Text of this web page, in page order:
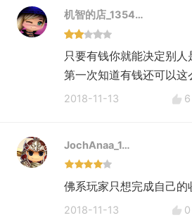
机智的店_1354…
只要有钱你就能决定别
第一次知道有钱还可以这
2018-11-13 6
JochAnaa_1…
佛系玩家只想完成自己的
2018-11-13 0